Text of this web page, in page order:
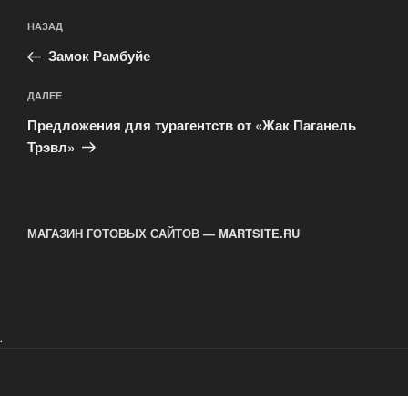
по
записям
Предыдущая
запись:
НАЗАД
Замок Рамбуйе
Следующая
запись
ДАЛЕЕ
Предложения для турагентств от «Жак Паганель
Трэвл»
МАГАЗИН ГОТОВЫХ САЙТОВ — MARTSITE.RU
.